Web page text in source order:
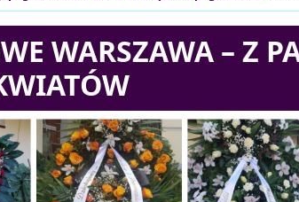
WARSZAWA – Z